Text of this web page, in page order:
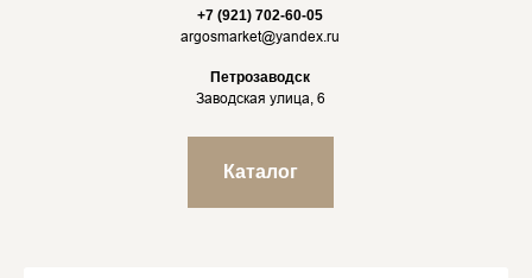
+7 (921) 702-60-05
argosmarket@yandex.ru
Петрозаводск
Заводская улица, 6
Каталог